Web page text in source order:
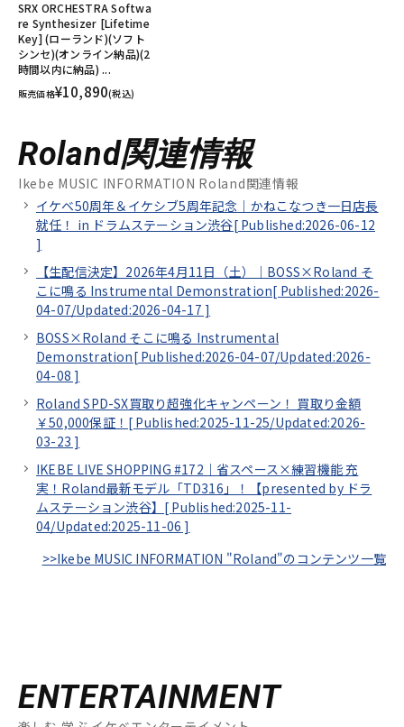
SRX ORCHESTRA Softwa
re Synthesizer [Lifetime
Key] (ローランド)(ソフト
シンセ)(オンライン納品)(2
時間以内に納品) ...
販売価格¥10,890(税込)
Roland関連情報
Ikebe MUSIC INFORMATION Roland関連情報
イケベ50周年＆イケシブ5周年記念｜かねこなつき一日店長
就任！ in ドラムステーション渋谷[ Published:2026-06-12
]
【生配信決定】2026年4月11日（土）｜BOSS×Roland そ
こに鳴る Instrumental Demonstration[ Published:2026-
04-07/Updated:2026-04-17 ]
BOSS×Roland そこに鳴る Instrumental
Demonstration[ Published:2026-04-07/Updated:2026-
04-08 ]
Roland SPD-SX買取り超強化キャンペーン！ 買取り金額
￥50,000保証！[ Published:2025-11-25/Updated:2026-
03-23 ]
IKEBE LIVE SHOPPING #172｜省スペース×練習機能 充
実！Roland最新モデル「TD316」！【presented by ドラ
ムステーション渋谷】[ Published:2025-11-
04/Updated:2025-11-06 ]
>>Ikebe MUSIC INFORMATION "Roland"のコンテンツ一覧
ENTERTAINMENT